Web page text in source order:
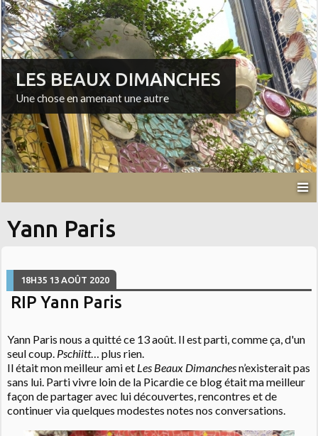
LES BEAUX DIMANCHES
Une chose en amenant une autre
Yann Paris
18H35 13 AOÛT 2020
RIP Yann Paris
Yann Paris nous a quitté ce 13 août. Il est parti, comme ça, d'un
seul coup. Pschiitt… plus rien.
Il était mon meilleur ami et Les Beaux Dimanchesn’existerait pas
sans lui. Parti vivre loin de la Picardie ce blog était ma meilleur
façon de partager avec lui découvertes, rencontres et de
continuer via quelques modestes notes nos conversations.